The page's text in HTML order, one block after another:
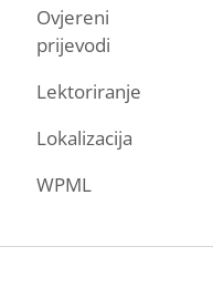
Ovjereni
prijevodi
Lektoriranje
Lokalizacija
WPML